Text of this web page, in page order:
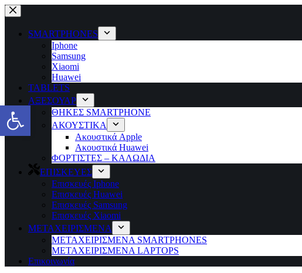
Μετάβαση
στο
περιεχόμενο
SMARTPHONES
Iphone
Samsung
Xiaomi
Huawei
TABLETS
ΑΞΕΣΟΥΑΡ
ΘΗΚΕΣ SMARTPHONE
ΑΚΟΥΣΤΙΚΑ
Ακουστικά Apple
Ακουστικά Huawei
ΦΟΡΤΙΣΤΕΣ – ΚΑΛΩΔΙΑ
ΕΠΙΣΚΕΥΕΣ
Επισκευές Iphone
Επισκευές Huawei
Επισκευές Samsung
Επισκευές Xiaomi
ΜΕΤΑΧΕΙΡΙΣΜΕΝΑ
ΜΕΤΑΧΕΙΡΙΣΜΕΝΑ SMARTPHONES
ΜΕΤΑΧΕΙΡΙΣΜΕΝΑ LAPTOPS
Επικοινωνία
Ανοίξτε τη γραμμή εργαλείων